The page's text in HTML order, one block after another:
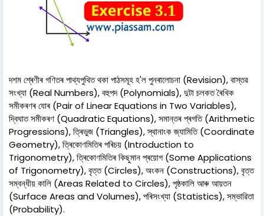
দশম শ্ৰেণীৰ গণিতৰ পাথ্যপুথিত থকা পাঠসমূহ হ'ল পুনৰালোচনা (Revision), বাস্তৱ
সংখ্যা (Real Numbers), বহুপদ (Polynomials), দুটা চলকত ৰৈখিক
সমীকৰণৰ যোৰ (Pair of Linear Equations in Two Variables),
দ্বিঘাত সমীকৰণ (Quadratic Equations), সমান্তৰ প্ৰগতি (Arithmetic
Progressions), ত্ৰিভুজ (Triangles), স্থানাংক জ্যামিতি (Coordinate
Geometry), ত্ৰিকোণমিতিৰ পৰিচয় (Introduction to
Trigonometry), ত্ৰিকোণমিতিৰ কিছুমান প্ৰয়োগ (Some Applications
of Trigonometry), বৃত্ত (Circles), অংকন (Constructions), বৃত্ত
সম্বন্ধীয় কালি (Areas Related to Circles), পৃষ্ঠকালি আৰু আয়তন
(Surface Areas and Volumes), পৰিসংখ্যা (Statistics), সম্ভাৱিতা
(Probability).